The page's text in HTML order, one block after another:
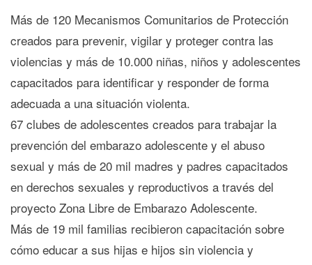
Más de 120 Mecanismos Comunitarios de Protección
creados para prevenir, vigilar y proteger contra las
violencias y más de 10.000 niñas, niños y adolescentes
capacitados para identificar y responder de forma
adecuada a una situación violenta.
67 clubes de adolescentes creados para trabajar la
prevención del embarazo adolescente y el abuso
sexual y más de 20 mil madres y padres capacitados
en derechos sexuales y reproductivos a través del
proyecto Zona Libre de Embarazo Adolescente.
Más de 19 mil familias recibieron capacitación sobre
cómo educar a sus hijas e hijos sin violencia y